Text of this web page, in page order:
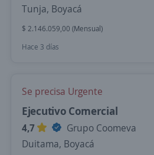
Tunja, Boyacá
$ 2.146.059,00 (Mensual)
Hace 3 días
Se precisa Urgente
Ejecutivo Comercial
4,7
Grupo Coomeva
Duitama, Boyacá